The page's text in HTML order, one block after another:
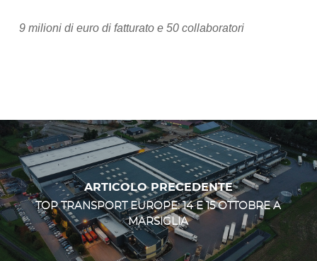
9 milioni di euro di fatturato e 50 collaboratori
ARTICOLO PRECEDENTE
TOP TRANSPORT EUROPE: 14 E 15 OTTOBRE A
MARSIGLIA